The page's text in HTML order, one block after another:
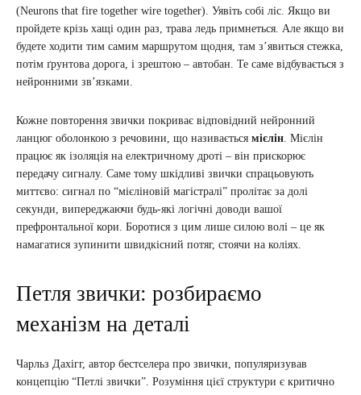
(Neurons that fire together wire together). Уявіть собі ліс. Якщо ви
пройдете крізь хащі один раз, трава ледь примнеться. Але якщо ви
будете ходити тим самим маршрутом щодня, там з’явиться стежка,
потім ґрунтова дорога, і зрештою – автобан. Те саме відбувається з
нейронними зв’язками.
Кожне повторення звички покриває відповідний нейронний
ланцюг оболонкою з речовини, що називається мієлін . Мієлін
працює як ізоляція на електричному дроті – він прискорює
передачу сигналу. Саме тому шкідливі звички спрацьовують
миттєво: сигнал по “мієліновій магістралі” пролітає за долі
секунди, випереджаючи будь-які логічні доводи вашої
префронтальної кори. Боротися з цим лише силою волі – це як
намагатися зупинити швидкісний потяг, стоячи на коліях.
Петля звички: розбираємо
механізм на деталі
Чарльз Дахігг, автор бестселера про звички, популяризував
концепцію “Петлі звички”. Розуміння цієї структури є критично